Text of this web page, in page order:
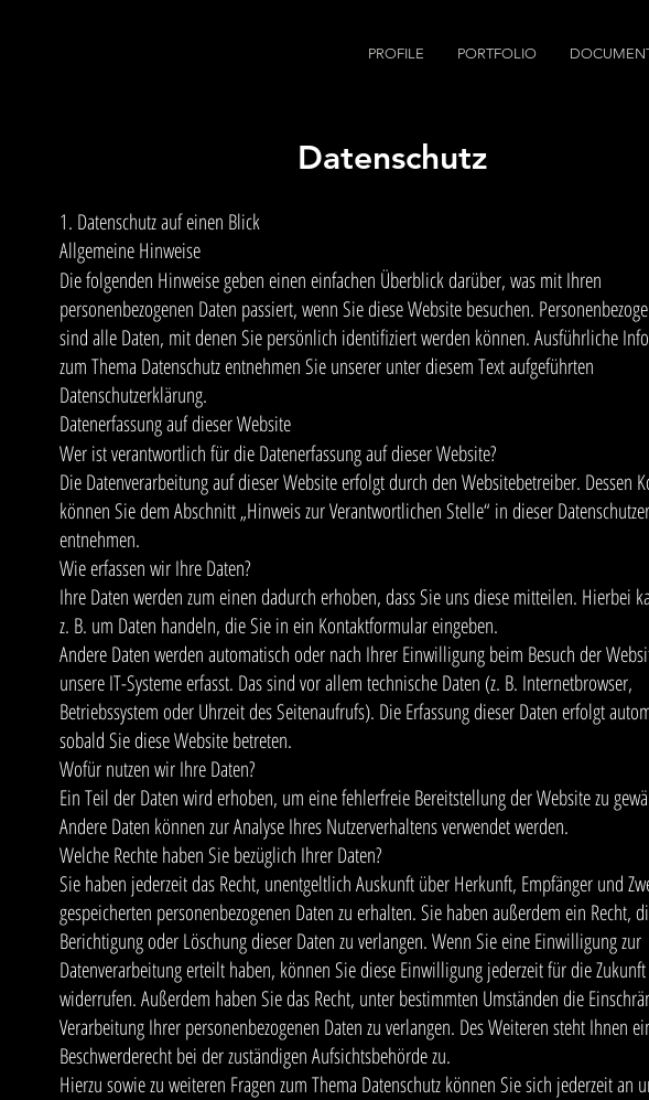
PROFILE
PORTFOLIO
Datenschutz
1. Datenschutz auf einen Blick
Allgemeine Hinweise
Die folgenden Hinweise geben einen einfachen Überblick darüber, was mit Ihren
personenbezogenen Daten passiert, wenn Sie diese Website besuchen.
sind alle Daten, mit denen Sie persönlich identifiziert werden können. Ausführliche
zum Thema Datenschutz entnehmen Sie unserer unter diesem Text aufgeführten
Datenschutzerklärung.
Datenerfassung auf dieser Website
Wer ist verantwortlich für die Datenerfassung auf dieser Website?
Die Datenverarbeitung auf dieser Website erfolgt durch den Websitebetreiber. Dessen
können Sie dem Abschnitt „Hinweis zur Verantwortlichen Stelle“ in dieser
entnehmen.
Wie erfassen wir Ihre Daten?
Ihre Daten werden zum einen dadurch erhoben, dass Sie uns diese mitteilen. Hierbei
z. B. um Daten handeln, die Sie in ein Kontaktformular eingeben.
Andere Daten werden automatisch oder nach Ihrer Einwilligung beim Besuch der
unsere IT-Systeme erfasst. Das sind vor allem technische Daten (z. B. Internetbrowser,
Betriebssystem oder Uhrzeit des Seitenaufrufs). Die Erfassung dieser Daten erfolgt
sobald Sie diese Website betreten.
Wofür nutzen wir Ihre Daten?
Ein Teil der Daten wird erhoben, um eine fehlerfreie Bereitstellung der Website zu
Andere Daten können zur Analyse Ihres Nutzerverhaltens verwendet werden.
Welche Rechte haben Sie bezüglich Ihrer Daten?
Sie haben jederzeit das Recht, unentgeltlich Auskunft über Herkunft, Empfänger und
gespeicherten personenbezogenen Daten zu erhalten. Sie haben außerdem ein Recht,
Berichtigung oder Löschung dieser Daten zu verlangen. Wenn Sie eine Einwilligung zur
Datenverarbeitung erteilt haben, können Sie diese Einwilligung jederzeit für die Zukunft
widerrufen. Außerdem haben Sie das Recht, unter bestimmten Umständen die
Verarbeitung Ihrer personenbezogenen Daten zu verlangen. Des Weiteren steht Ihnen
Beschwerderecht bei der zuständigen Aufsichtsbehörde zu.
Hierzu sowie zu weiteren Fragen zum Thema Datenschutz können Sie sich jederzeit an